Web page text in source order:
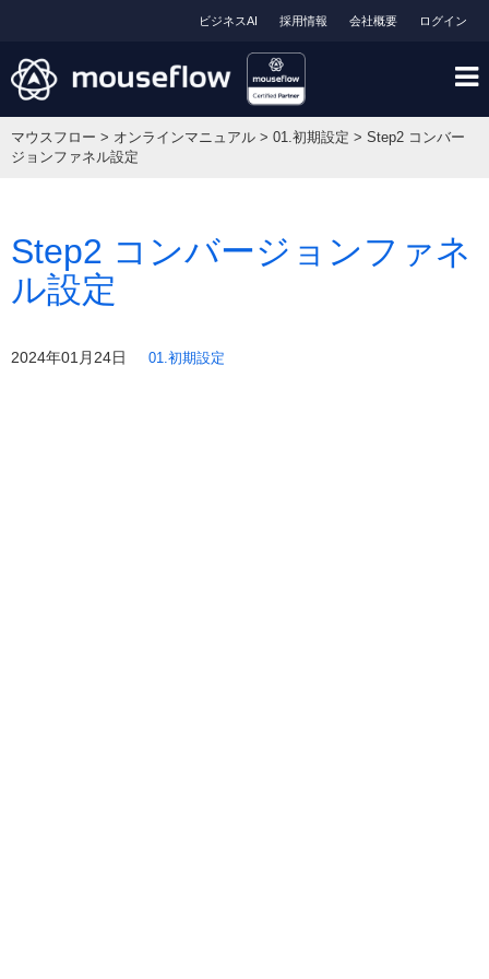
ログイン
会社概要
採用情報
ビジネスAI
マウスフロー > オンラインマニュアル > 01.初期設定 > Step2 コンバー
ジョンファネル設定
Step2 コンバージョンファネ
ル設定
2024年01月24日 01.初期設定